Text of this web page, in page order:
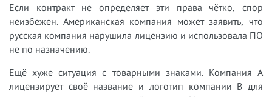
Если контракт не определяет эти права чётко, спор
неизбежен. Американская компания может заявить, что
русская компания нарушила лицензию и использовала ПО
не по назначению.
Ещё хуже ситуация с товарными знаками. Компания A
лицензирует своё название и логотип компании B для